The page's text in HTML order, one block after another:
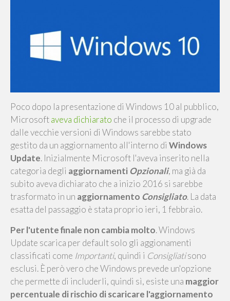
Poco dopo la presentazione di Windows 10 al pubblico,
Microsoftaveva dichiarato che il processo di upgrade
dalle vecchie versioni di Windows sarebbe stato
gestito da un aggiornamento all'interno di Windows
Update. Inizialmente Microsoft l'aveva inserito nella
categoria degli aggiornamenti Opzionali, ma già da
subito aveva dichiarato che a inizio 2016 si sarebbe
trasformato in un aggiornamento Consigliato. La data
esatta del passaggio è stata proprio ieri, 1 febbraio.
Per l'utente finale non cambia molto. Windows
Update scarica per default solo gli aggionamenti
classificati come Importanti, quindi i Consigliatisono
esclusi. È però vero che Windows prevede un'opzione
che permette di includerli, quindi sì, esiste una maggior
percentuale di rischio di scaricare l'aggiornamento